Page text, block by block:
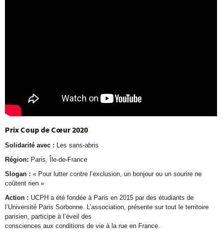
Prix Coup de Cœur2020
Solidarité avec : Les sans-abris
Région: Paris, Île-de-France
Slogan : « Pour lutter contre l’exclusion, un bonjour ou un sourire ne
coûtent rien »
Action : UCPH a été fondée à Paris en 2015 par des étudiants de
l’Université Paris Sorbonne. L’association, présente sur tout le territoire
parisien, participe à l’éveil des
consciences aux conditions de vie à la rue en France.